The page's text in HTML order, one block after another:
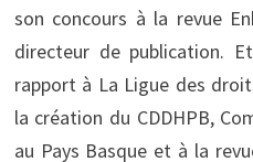
son concours à la revue
directeur de publication.
rapport à La Ligue des
la création du CDDHPB,
au Pays Basque et à la